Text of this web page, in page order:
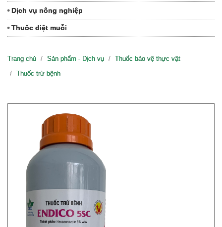
Dịch vụ nông nghiệp
Thuốc diệt muỗi
Trang chủ Sản phẩm - Dịch vụ
Thuốc bảo vệ thực vật
Thuốc trừ bệnh